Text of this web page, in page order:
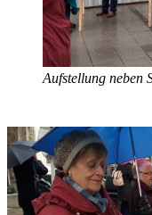
Aufstellung neben